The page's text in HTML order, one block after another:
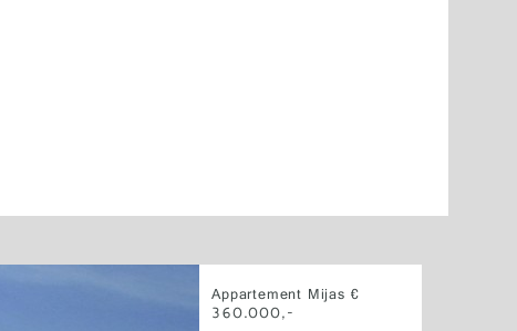
Appartement Mijas €
360.000,-